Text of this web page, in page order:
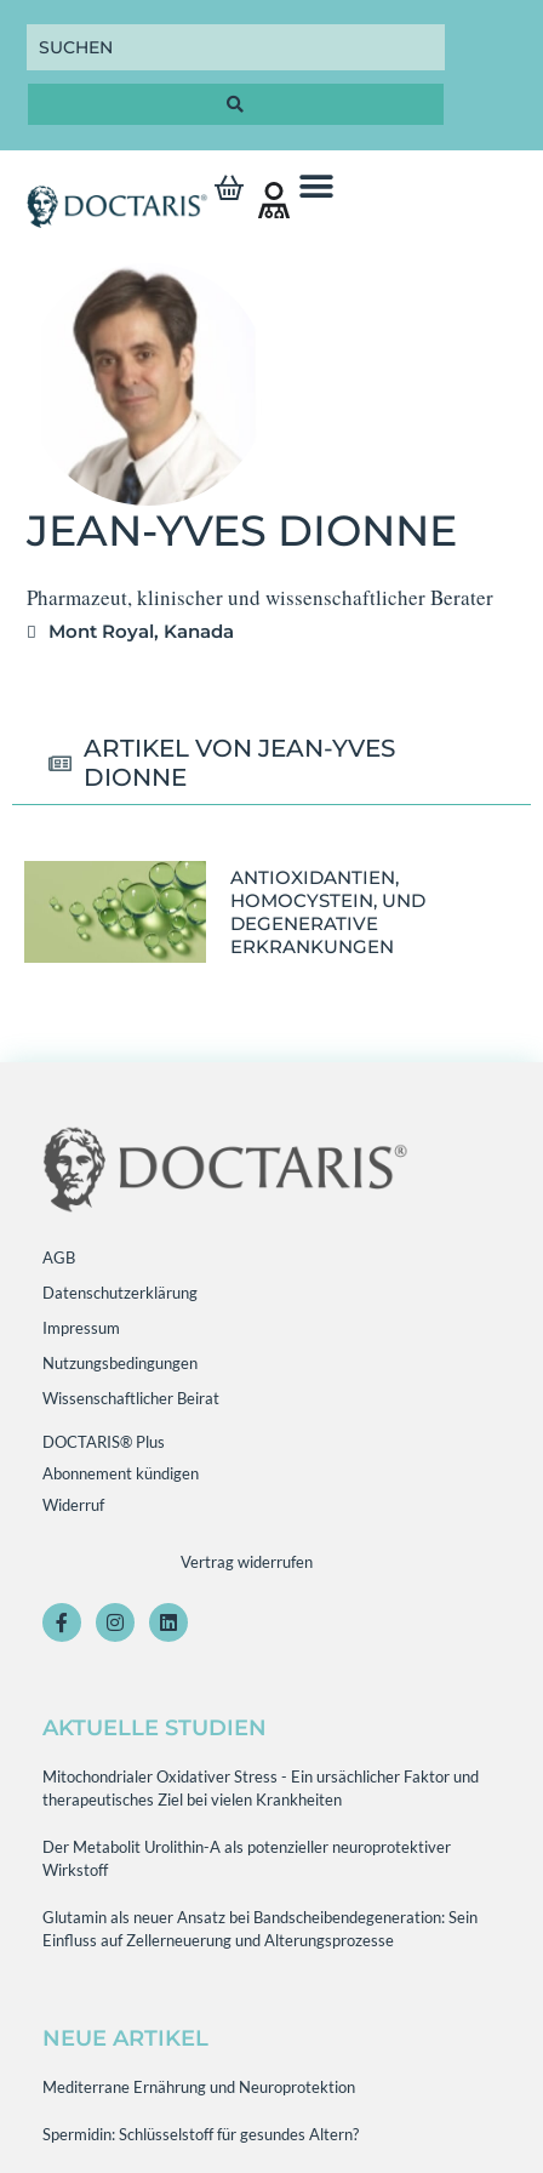
JEAN-YVES DIONNE
Pharmazeut, klinischer und wissenschaftlicher Berater
Mont Royal, Kanada
ARTIKEL VON JEAN-YVES
DIONNE
ANTIOXIDANTIEN,
HOMOCYSTEIN, UND
DEGENERATIVE
ERKRANKUNGEN
AGB
Datenschutzerklärung
Impressum
Nutzungsbedingungen
Wissenschaftlicher Beirat
DOCTARIS® Plus
Abonnement kündigen
Widerruf
Vertrag widerrufen
AKTUELLE STUDIEN
Mitochondrialer Oxidativer Stress - Ein ursächlicher Faktor und
therapeutisches Ziel bei vielen Krankheiten
Der Metabolit Urolithin-A als potenzieller neuroprotektiver
Wirkstoff
Glutamin als neuer Ansatz bei Bandscheibendegeneration: Sein
Einfluss auf Zellerneuerung und Alterungsprozesse
NEUE ARTIKEL
Mediterrane Ernährung und Neuroprotektion
Spermidin: Schlüsselstoff für gesundes Altern?